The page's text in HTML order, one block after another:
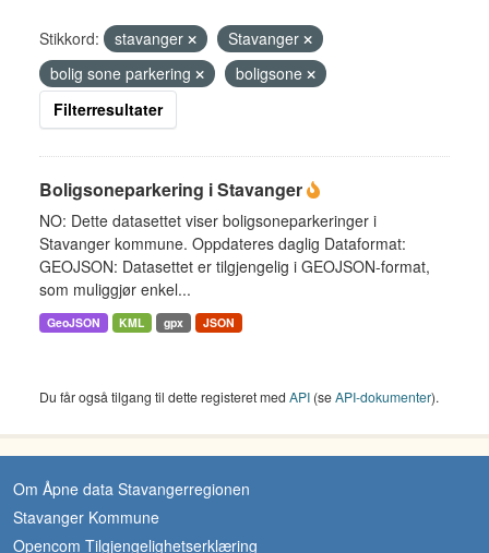
Stikkord: stavanger
Stavanger
bolig sone parkering
boligsone
Filterresultater
Boligsoneparkering i Stavanger
NO: Dette datasettet viser boligsoneparkeringer i
Stavanger kommune. Oppdateres daglig Dataformat:
GEOJSON: Datasettet er tilgjengelig i GEOJSON-format,
som muliggjør enkel...
GeoJSON KML gpx JSON
Du får også tilgang til dette registeret med API (seAPI-dokumenter).
Om Åpne data Stavangerregionen
Stavanger Kommune
Opencom Tilgjengelighetserklæring